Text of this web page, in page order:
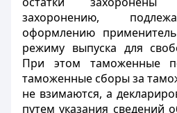
захоронению,
оформлению
режиму выпуска для
При этом таможенные
таможенные сборы за
не взимаются, а
путем указания сведений